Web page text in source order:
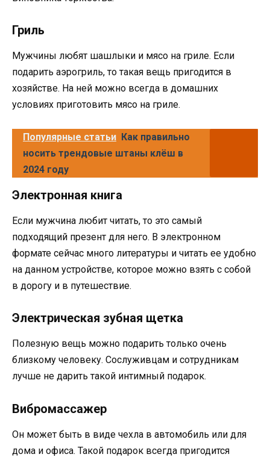
Гриль
Мужчины любят шашлыки и мясо на гриле. Если
подарить аэрогриль, то такая вещь пригодится в
хозяйстве. На ней можно всегда в домашних
условиях приготовить мясо на гриле.
Популярные статьи Как правильно
носить трендовые штаны клёш в
2024 году
Электронная книга
Если мужчина любит читать, то это самый
подходящий презент для него. В электронном
формате сейчас много литературы и читать ее удобно
на данном устройстве, которое можно взять с собой
в дорогу и в путешествие.
Электрическая зубная щетка
Полезную вещь можно подарить только очень
близкому человеку. Сослуживцам и сотрудникам
лучше не дарить такой интимный подарок.
Вибромассажер
Он может быть в виде чехла в автомобиль или для
дома и офиса. Такой подарок всегда пригодится